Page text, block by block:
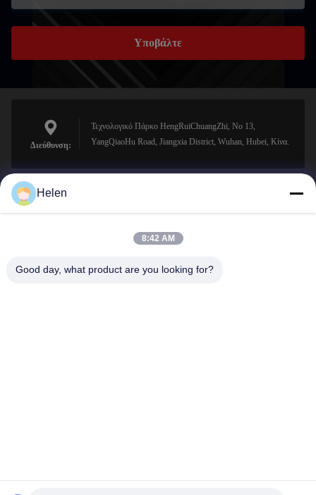
Υποβάλτε
Διεύθυνση:
Τεχνολογικό Πάρκο HengRuiChuangZhi, No 13,
YangQiaoHu Road, Jiangxia District, Wuhan, Hubei, Κίνα.
sales@perfectlaser.net
Helen
8:42 AM
Good day, what product are you looking for?